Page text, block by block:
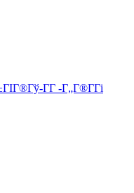
Г­Г -Г„Г®Г­Гі